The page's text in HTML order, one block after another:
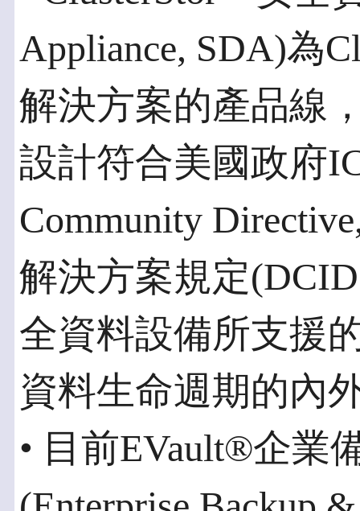
Appliance, SDA)為
解決方案的產品線
設計符合美國政府
Community
解決方案規定
全資料設備所支援
資料生命週期的內
• 目前EVault®企業